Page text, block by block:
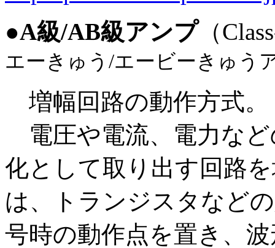
●A級/AB級アンプ（
エーきゅう/エービーきゅう
増幅回路の動作方式。
電圧や電流、電力な
化として取り出す回路
は、トランジスタなど
号時の動作点を置き、